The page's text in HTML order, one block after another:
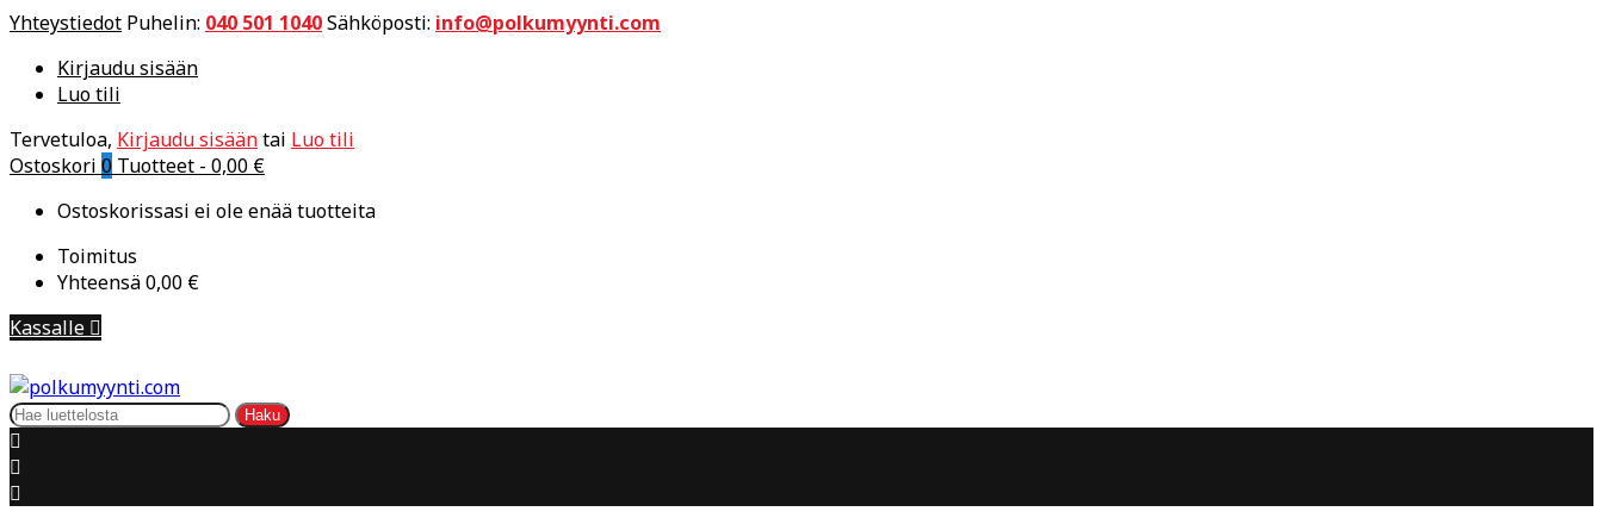
Yhteystiedot Puhelin: 040 501 1040Sähköposti: info@polkumyynti.com
Kirjaudu sisään
Luo tili
Tervetuloa, Kirjaudu sisääntai Luo tili
Ostoskori 0 Tuotteet - 0,00 €
Ostoskorissasi ei ole enää tuotteita
Toimitus
Yhteensä0,00 €
Kassalle 
Haku


